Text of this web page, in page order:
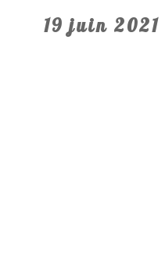
19 juin 2021